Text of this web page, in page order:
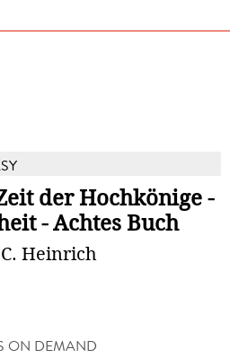
der Hochkönige -
- Achtes Buch
Heinrich
ON DEMAND